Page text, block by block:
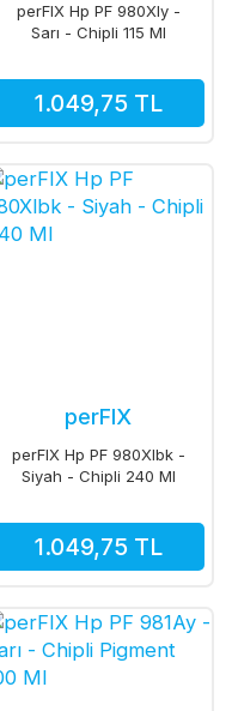
perFIX Hp PF 980Xly -
Sarı - Chipli 115 Ml
1.049,75 TL
perFIX
perFIX Hp PF 980Xlbk -
Siyah - Chipli 240 Ml
1.049,75 TL